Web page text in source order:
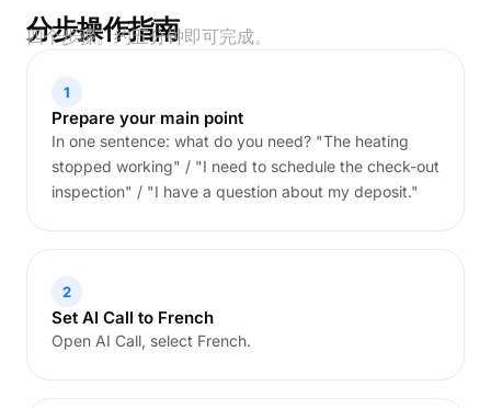
分步操作指南
四个步骤。约五分钟即可完成。
1
Prepare your main point
In one sentence: what do you need? "The heating
stopped working" / "I need to schedule the check-out
inspection" / "I have a question about my deposit."
2
Set AI Call to French
Open AI Call, select French.